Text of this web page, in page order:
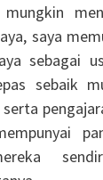
saya
sebagai
sebaik